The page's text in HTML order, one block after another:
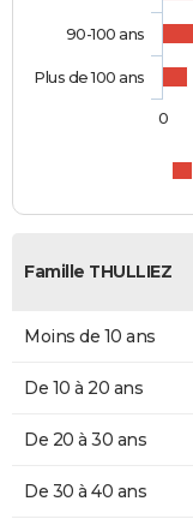
90-100 ans
Plus de 100 ans
0
Famille THULLIEZ
Moins de 10 ans
De 10 à 20 ans
De 20 à 30 ans
De 30 à 40 ans